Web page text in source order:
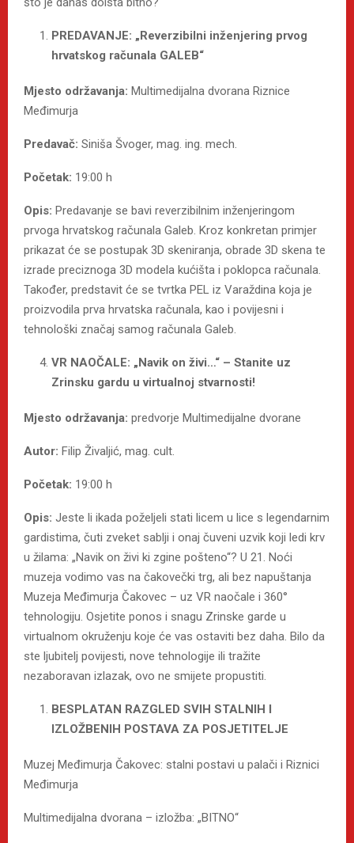
PREDAVANJE: „Reverzibilni inženjering prvog
hrvatskog računala GALEB“
Mjesto održavanja: Multimedijalna dvorana Riznice
Međimurja
Predavač: Siniša Švoger, mag. ing. mech.
Početak: 19:00 h
Opis: Predavanje se bavi reverzibilnim inženjeringom
prvoga hrvatskog računala Galeb. Kroz konkretan primjer
prikazat će se postupak 3D skeniranja, obrade 3D skena te
izrade preciznoga 3D modela kućišta i poklopca računala.
Također, predstavit će se tvrtka PEL iz Varaždina koja je
proizvodila prva hrvatska računala, kao i povijesni i
tehnološki značaj samog računala Galeb.
VR NAOČALE: „Navik on živi…“ – Stanite uz
Zrinsku gardu u virtualnoj stvarnosti!
Mjesto održavanja: predvorje Multimedijalne dvorane
Autor: Filip Živaljić, mag. cult.
Početak: 19:00 h
Opis: Jeste li ikada poželjeli stati licem u lice s legendarnim
gardistima, čuti zveket sablji i onaj čuveni uzvik koji ledi krv
u žilama: „Navik on živi ki zgine pošteno“? U 21. Noći
muzeja vodimo vas na čakovečki trg, ali bez napuštanja
Muzeja Međimurja Čakovec – uz VR naočale i 360°
tehnologiju. Osjetite ponos i snagu Zrinske garde u
virtualnom okruženju koje će vas ostaviti bez daha. Bilo da
ste ljubitelj povijesti, nove tehnologije ili tražite
nezaboravan izlazak, ovo ne smijete propustiti.
BESPLATAN RAZGLED SVIH STALNIH I
IZLOŽBENIH POSTAVA ZA POSJETITELJE
Muzej Međimurja Čakovec: stalni postavi u palači i Riznici
Međimurja
Multimedijalna dvorana – izložba: „BITNO“